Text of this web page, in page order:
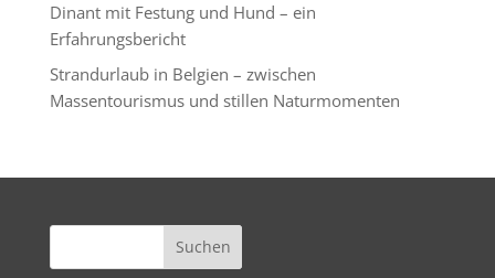
Dinant mit Festung und Hund – ein
Erfahrungsbericht
Strandurlaub in Belgien – zwischen
Massentourismus und stillen Naturmomenten